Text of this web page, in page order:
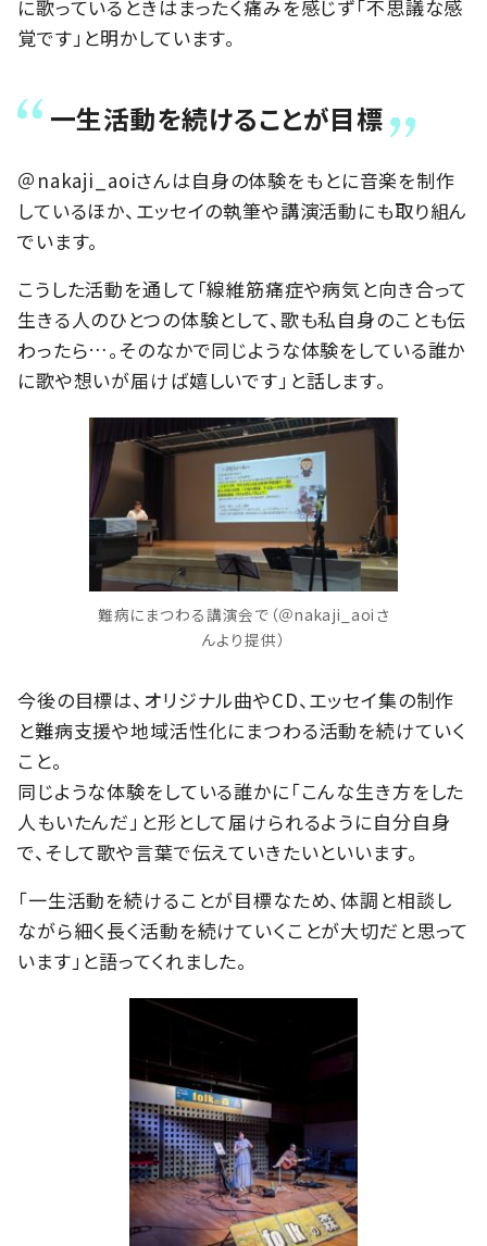
に歌っているときはまったく痛みを感じず「不思議な感
覚です」と明かしています。
一生活動を続けることが目標
＠nakaji_aoiさんは自身の体験をもとに音楽を制作
しているほか、エッセイの執筆や講演活動にも取り組ん
でいます。
こうした活動を通して「線維筋痛症や病気と向き合って
生きる人のひとつの体験として、歌も私自身のことも伝
わったら…。そのなかで同じような体験をしている誰か
に歌や想いが届けば嬉しいです」と話します。
難病にまつわる講演会で（＠nakaji_aoiさ
んより提供）
今後の目標は、オリジナル曲やCD、エッセイ集の制作
と難病支援や地域活性化にまつわる活動を続けていく
こと。
同じような体験をしている誰かに「こんな生き方をした
人もいたんだ」と形として届けられるように自分自身
で、そして歌や言葉で伝えていきたいといいます。
「一生活動を続けることが目標なため、体調と相談し
ながら細く長く活動を続けていくことが大切だと思って
います」と語ってくれました。